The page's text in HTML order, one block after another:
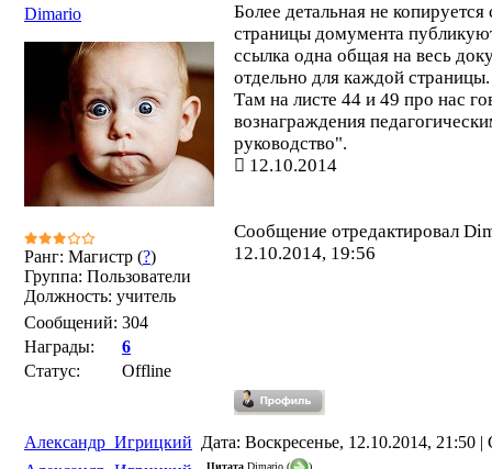
Dimario
Ранг: Магистр (?)
Группа: Пользователи
Должность: учитель
Сообщений: 304
Награды:
6
Статус:
Offline
Более детальная не
страницы домумента
ссылка одна общая на весь
отдельно для каждой страницы.
Там на листе 44 и 49 про нас
вознаграждения
руководство".
12.10.2014
Сообщение отредактировал
12.10.2014, 19:56
Александр_Игрицкий Дата: Воскресенье, 12.10.2014, 21:50
Цитата Dimario ( )